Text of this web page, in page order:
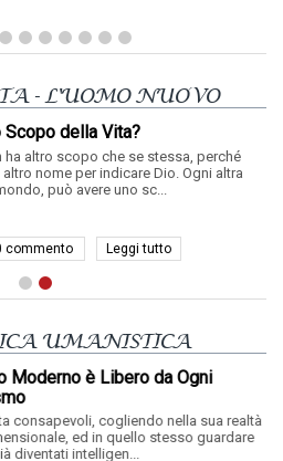
- L'UOMO NUOVO
Scopo della Vita?
ha altro scopo che se stessa, perché
altro nome per indicare Dio. Ogni altra
può avere uno sc...
commento Leggi tutto
UMANISTICA
è Libero da Ogni
cogliendo nella sua realtà
ed in quello stesso guardare
diventati intelligen...